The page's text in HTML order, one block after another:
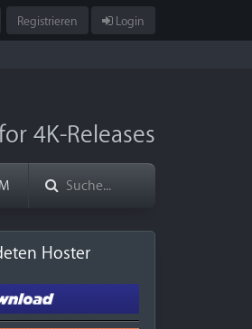
Registrieren Login
4K-Releases
Hoster